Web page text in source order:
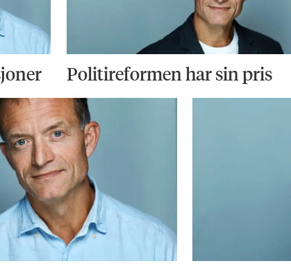
Politireformen har sin pris